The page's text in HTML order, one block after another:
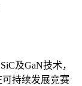
及GaN技术，
持续发展竞赛